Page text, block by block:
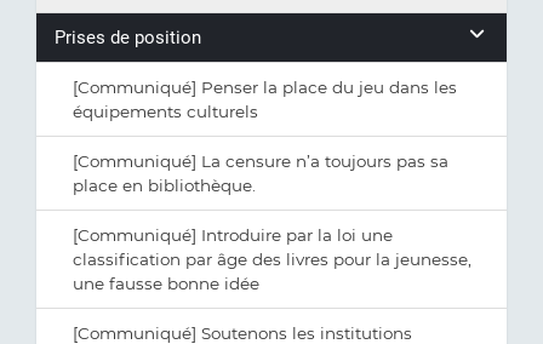
Prises de position
[Communiqué] Penser la place du jeu dans les
équipements culturels
[Communiqué] La censure n’a toujours pas sa
place en bibliothèque.
[Communiqué] Introduire par la loi une
classification par âge des livres pour la jeunesse,
une fausse bonne idée
[Communiqué] Soutenons les institutions